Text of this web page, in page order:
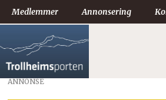
Medlemmer Annonsering
ANNONSE